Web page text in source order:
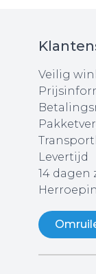
Veilig
Levertijd
14